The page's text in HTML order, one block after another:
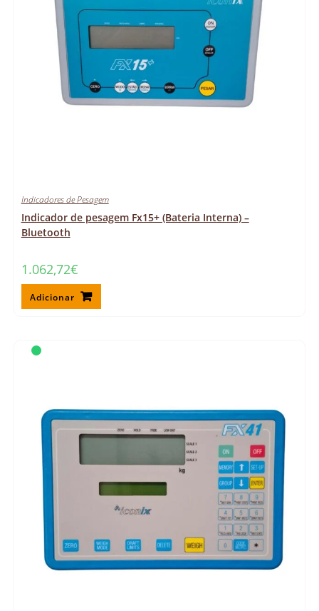
Indicadores de Pesagem
Indicador de pesagem Fx15+ (Bateria Interna) –
Bluetooth
1.062,72€
Adicionar